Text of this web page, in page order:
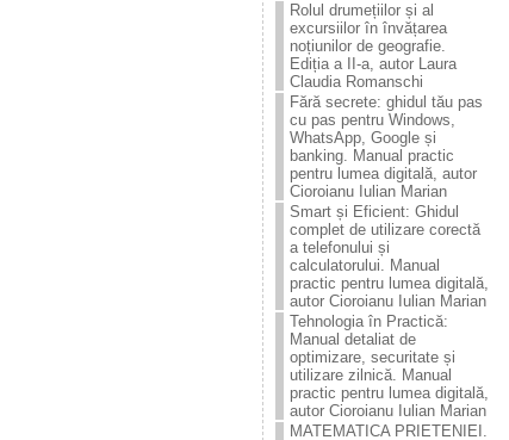
Rolul drumețiilor și al
excursiilor în învățarea
noțiunilor de geografie.
Ediția a II-a, autor Laura
Claudia Romanschi
Fără secrete: ghidul tău pas
cu pas pentru Windows,
WhatsApp, Google și
banking. Manual practic
pentru lumea digitală, autor
Cioroianu Iulian Marian
Smart și Eficient: Ghidul
complet de utilizare corectă
a telefonului și
calculatorului. Manual
practic pentru lumea digitală,
autor Cioroianu Iulian Marian
Tehnologia în Practică:
Manual detaliat de
optimizare, securitate și
utilizare zilnică. Manual
practic pentru lumea digitală,
autor Cioroianu Iulian Marian
MATEMATICA PRIETENIEI.